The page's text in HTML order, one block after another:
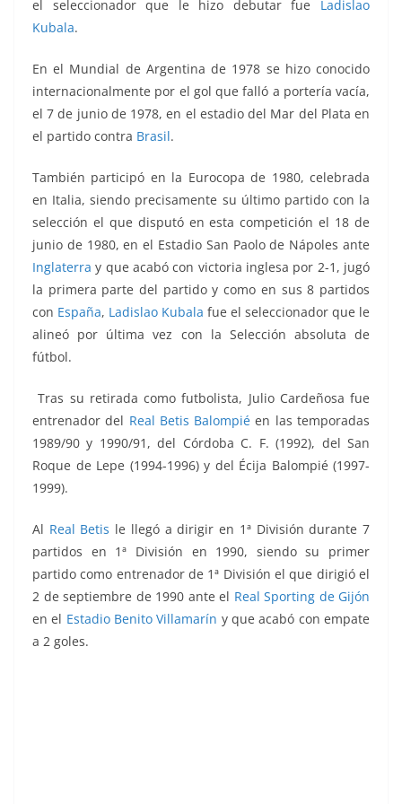
el seleccionador que le hizo debutar fue Ladislao
Kubala.
En el Mundial de Argentina de 1978 se hizo conocido
internacionalmente por el gol que falló a portería vacía,
el 7 de junio de 1978, en el estadio del Mar del Plata en
el partido contra Brasil.
También participó en la Eurocopa de 1980, celebrada
en Italia, siendo precisamente su último partido con la
selección el que disputó en esta competición el 18 de
junio de 1980, en el Estadio San Paolo de Nápoles ante
Inglaterra y que acabó con victoria inglesa por 2-1, jugó
la primera parte del partido y como en sus 8 partidos
con España, Ladislao Kubala fue el seleccionador que le
alineó por última vez con la Selección absoluta de
fútbol.
Tras su retirada como futbolista, Julio Cardeñosa fue
entrenador del Real Betis Balompié en las temporadas
1989/90 y 1990/91, del Córdoba C. F. (1992), del San
Roque de Lepe (1994-1996) y del Écija Balompié (1997-
1999).
Al Real Betis le llegó a dirigir en 1ª División durante 7
partidos en 1ª División en 1990, siendo su primer
partido como entrenador de 1ª División el que dirigió el
2 de septiembre de 1990 ante el Real Sporting de Gijón
en el Estadio Benito Villamarín y que acabó con empate
a 2 goles.